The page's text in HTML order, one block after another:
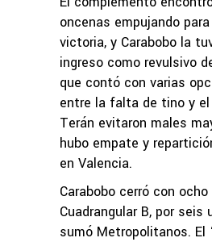
oncenas empujando
victoria, y Carabobo la
ingreso como revulsivo
que contó con varias
entre la falta de tino y el
Terán evitaron males
hubo empate y
en Valencia.
Carabobo cerró con
Cuadrangular B, por seis
sumó Metropolitanos. El